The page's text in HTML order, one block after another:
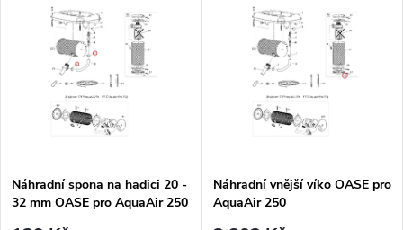
p
Nejprodávanější
Abecedně
s
p
Náhradní spona na hadici 20 -
32 mm OASE pro AquaAir 250
Náhradní vnější víko OASE pro
AquaAir 250